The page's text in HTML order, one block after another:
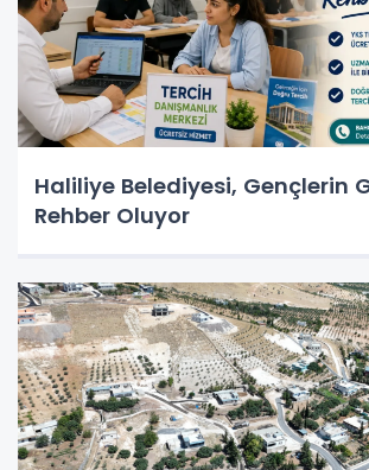
Haliliye Belediyesi, Gençlerin
Rehber Oluyor